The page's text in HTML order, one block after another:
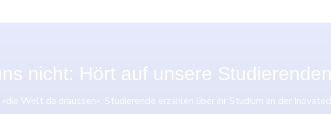
nicht: Hört auf unsere
Welt da draussen». Studierende erzählen über ihr Studium an der